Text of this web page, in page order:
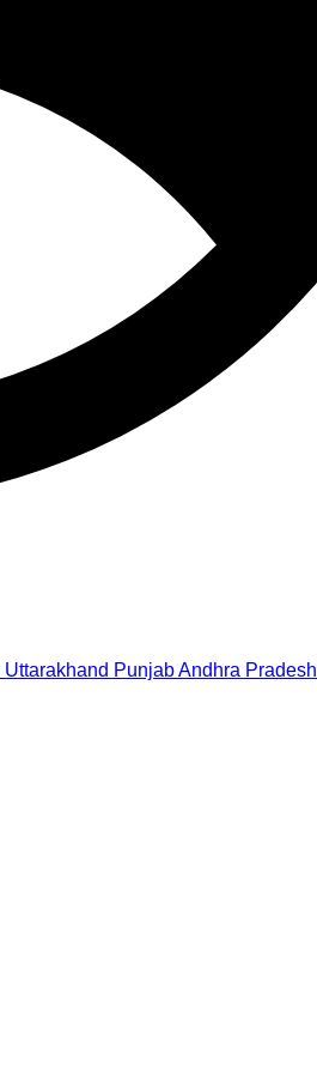
Uttarakhand PunjabAndhra Pradesh